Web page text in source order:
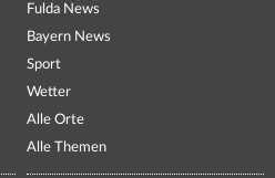
Fulda News
Bayern News
Sport
Wetter
Alle Orte
Alle Themen